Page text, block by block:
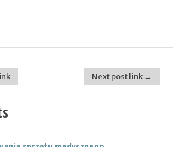
Next post link →